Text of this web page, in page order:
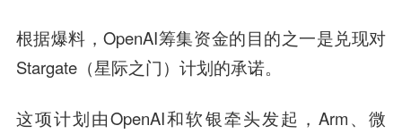
根据爆料，OpenAI筹集资金的目的之一是兑现对
Stargate（星际之门）计划的承诺。
这项计划由OpenAI和软银牵头发起，Arm、微